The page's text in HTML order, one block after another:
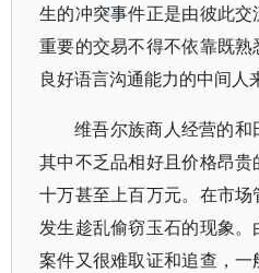
生的冲突事件正是由彼此
重要的交易不得不依靠既
良好语言沟通能力的中间人
维吾尔族商人经营的
其中不乏品相好且价格昂
十万甚至上百万元。在市
发生趁乱偷窃玉石的现象
案件又很难取证和追查，